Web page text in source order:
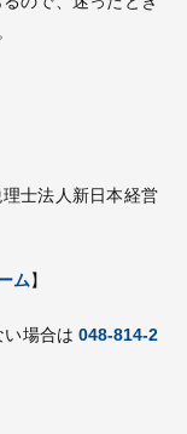
士法人新日本経営
ム】
い場合は048-814-2